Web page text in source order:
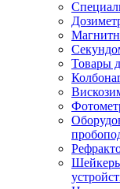
Товары